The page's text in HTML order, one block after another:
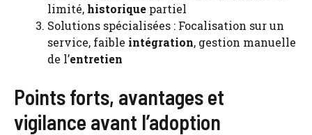
limité, historique partiel
Solutions spécialisées : Focalisation sur un
service, faible intégration, gestion manuelle
de l’entretien
Points forts, avantages et
vigilance avant l’adoption